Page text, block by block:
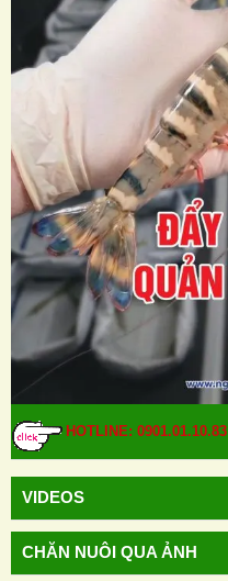
HOTLINE: 0901.01.10.83
VIDEOS
CHĂN NUÔI QUA ẢNH